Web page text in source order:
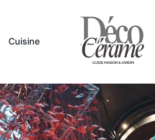
Cuisine